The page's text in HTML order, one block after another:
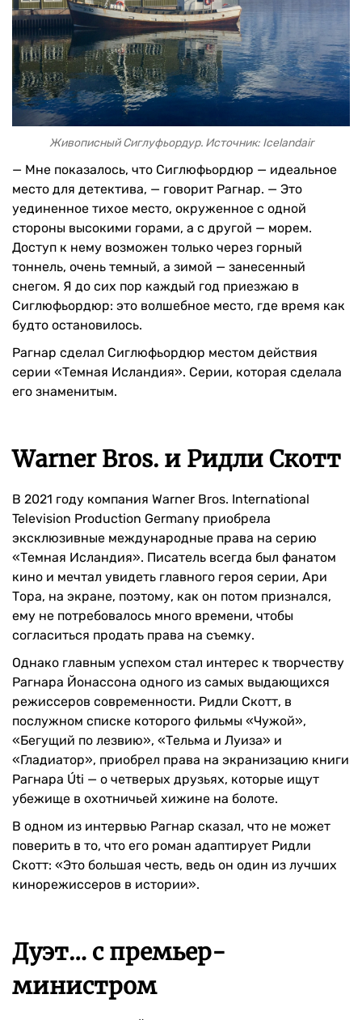
Живописный Сиглуфьордур. Источник: Icelandair
— Мне показалось, что Сиглюфьордюр — идеальное
место для детектива, — говорит Рагнар. — Это
уединенное тихое место, окруженное с одной
стороны высокими горами, а с другой — морем.
Доступ к нему возможен только через горный
тоннель, очень темный, а зимой — занесенный
снегом. Я до сих пор каждый год приезжаю в
Сиглюфьордюр: это волшебное место, где время как
будто остановилось.
Рагнар сделал Сиглюфьордюр местом действия
серии «Темная Исландия». Серии, которая сделала
его знаменитым.
Warner Bros. и Ридли Скотт
В 2021 году компания Warner Bros. International
Television Production Germany приобрела
эксклюзивные международные права на серию
«Темная Исландия». Писатель всегда был фанатом
кино и мечтал увидеть главного героя серии, Ари
Тора, на экране, поэтому, как он потом признался,
ему не потребовалось много времени, чтобы
согласиться продать права на съемку.
Однако главным успехом стал интерес к творчеству
Рагнара Йонассона одного из самых выдающихся
режиссеров современности. Ридли Скотт, в
послужном списке которого фильмы «Чужой»,
«Бегущий по лезвию», «Тельма и Луиза» и
«Гладиатор», приобрел права на экранизацию книги
Рагнара Úti — о четверых друзьях, которые ищут
убежище в охотничьей хижине на болоте.
В одном из интервью Рагнар сказал, что не может
поверить в то, что его роман адаптирует Ридли
Скотт: «Это большая честь, ведь он один из лучших
кинорежиссеров в истории».
Дуэт… с премьер-
министром